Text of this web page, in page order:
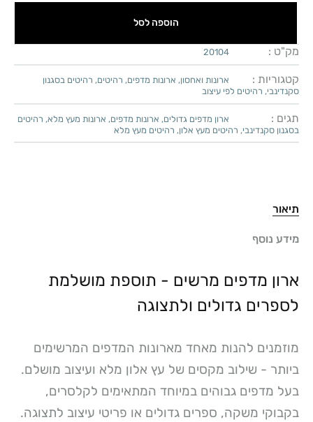
הוספה לסל
מק"ט : 20104
קטגוריות : ארונות ואחסון, ארונות מדפים, רהיטים, רהיטים בסגנון
סקנדינבי, רהיטים לפי עיצוב
תגים : ארון מדפים גדולים, ארונות מדפים, ארונות מעץ מלא, רהיטים
בסגנון סקנדינבי, רהיטים מעץ אלון, רהיטים מעץ מלא
תיאור
מידע נוסף
ארון מדפים מרשים - תוספת מושלמת
לספרים גדולים ולתצוגה
מוזמנים להנות מאחד מארונות המדפים המרשימים
ביותר - שילוב מקסים של עץ אלון מלא ועיצוב מושלם.
בעל מדפים גבוהים במיוחד המתאימים לקלסרים,
בקבוקי משקה, ספרים גדולים או פריטי עיצוב לתצוגה.